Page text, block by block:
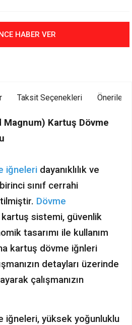
HABER VER
Taksit Seçenekleri
Magnum) Kartuş Dövme
iğneleri dayanıklılık ve
sınıf cerrahi
Dövme
sistemi, güvenlik
tasarımı ile kullanım
kartuş dövme iğnleri
detayları üzerinde
çalışmanızın
iğneleri, yüksek yoğunluklu